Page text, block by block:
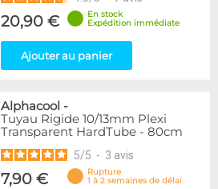
20,90 €
En stock
Expédition immédiate
Ajouter au panier
Alphacool -
Tuyau Rigide 10/13mm Plexi
Transparent HardTube - 80cm
5/5 - 3 avis
7,90 €
Rupture
1 à 2 semaines de délai